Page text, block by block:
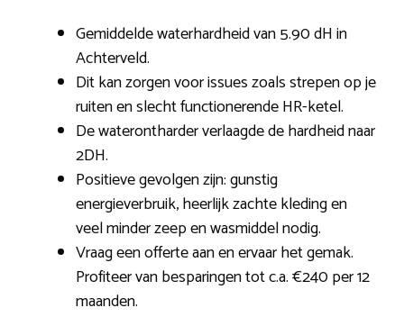
Gemiddelde waterhardheid van 5.90 dH in
Achterveld.
Dit kan zorgen voor issues zoals strepen op je
ruiten en slecht functionerende HR-ketel.
De waterontharder verlaagde de hardheid naar
2DH.
Positieve gevolgen zijn: gunstig
energieverbruik, heerlijk zachte kleding en
veel minder zeep en wasmiddel nodig.
Vraag een offerte aan en ervaar het gemak.
Profiteer van besparingen tot c.a. €240 per 12
maanden.